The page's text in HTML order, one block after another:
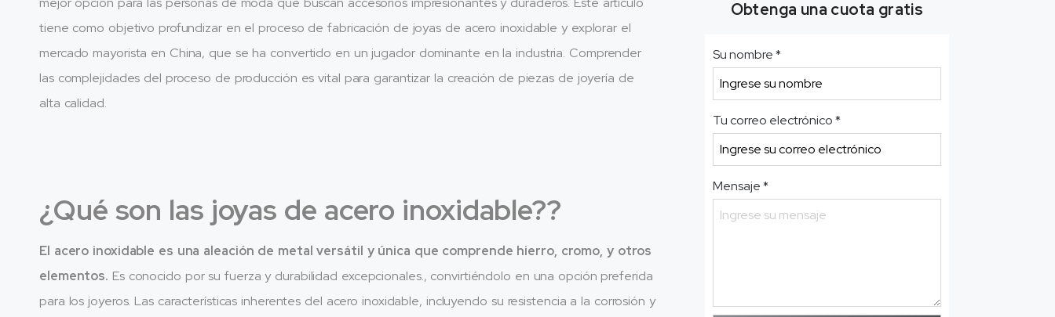
tiene como objetivo profundizar en el proceso de fabricación de joyas de acero inoxidable y explorar el
mercado mayorista en China, que se ha convertido en un jugador dominante en la industria. Comprender
las complejidades del proceso de producción es vital para garantizar la creación de piezas de joyería de
alta calidad.
¿Qué son las joyas de acero inoxidable??
El acero inoxidable es una aleación de metal versátil y única que comprende hierro, cromo, y otros
elementos. Es conocido por su fuerza y ​​durabilidad excepcionales., convirtiéndolo en una opción preferida
para los joyeros. Las características inherentes del acero inoxidable, incluyendo su resistencia a la corrosión y
Obtenga una cuota gratis
Su nombre*
Tu correo electrónico*
Mensaje*